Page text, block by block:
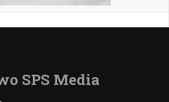
SPS Media